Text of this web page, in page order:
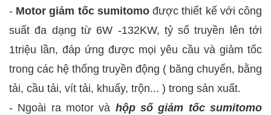
- Motor giảm tốc sumitomođược thiết kế với công
suất đa dạng từ 6W -132KW, tỷ số truyền lên tới
1triệu lần, đáp ứng được mọi yêu cầu và giảm tốc
trong các hệ thống truyền động ( băng chuyển, bằng
tải, cầu tải, vít tải, khuấy, trộn... ) trong sản xuất.
- Ngoài ra motor và hộp số giảm tốc sumitomo